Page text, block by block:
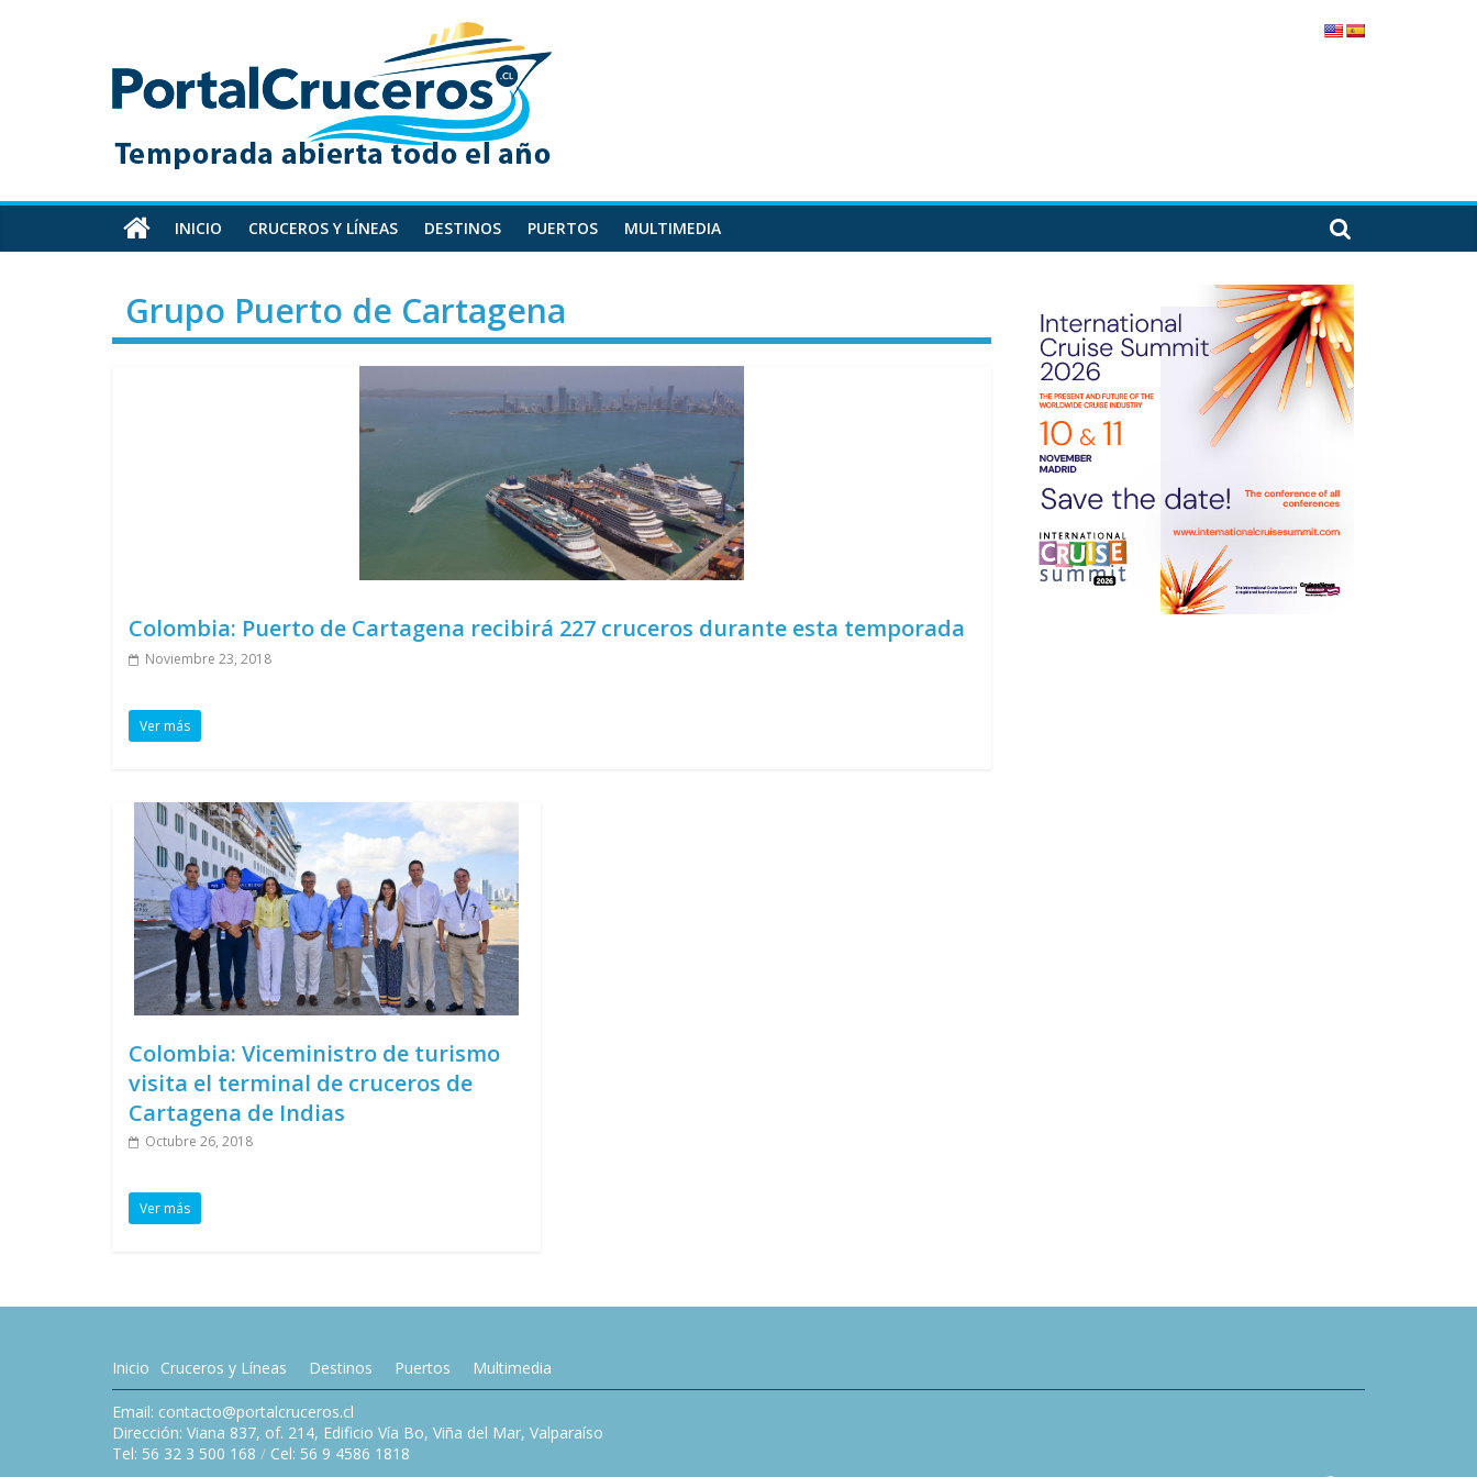
PortalCruceros
Toda
información
cruceros
en
un
sitio
INICIO CRUCEROS Y LÍNEAS DESTINOS PUERTOS MULTIMEDIA
Grupo Puerto de Cartagena
Colombia: Puerto de Cartagena recibirá 227 cruceros durante esta temporada
Noviembre 23, 2018
Ver más
Colombia: Viceministro de turismo
visita el terminal de cruceros de
Cartagena de Indias
Octubre 26, 2018
Ver más
Inicio Cruceros y Líneas Destinos Puertos Multimedia
Email: contacto@portalcruceros.cl
Dirección: Viana 837, of. 214, Edificio Vía Bo, Viña del Mar, Valparaíso
Tel: 56 32 3 500 168 / Cel: 56 9 4586 1818